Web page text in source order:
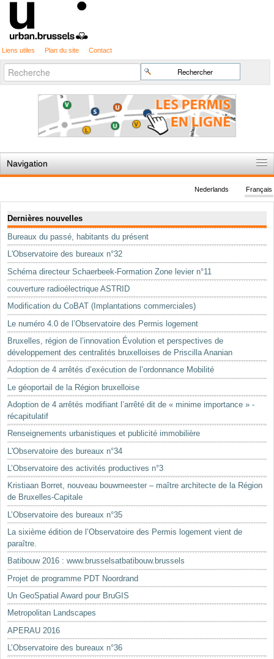
Liens utiles Plan du site Contact
Chercher par
Recherche
avancée…
Navigation
Règles du jeu
Permis d'urbanisme
Cartographie
Etudes et publications
Mots-clés
Renseignements urbanistiques
Français
Nederlands
Dernières nouvelles
Bureaux du passé, habitants du présent
L'Observatoire des bureaux n°32
Schéma directeur Schaerbeek-Formation Zone levier n°11
couverture radioélectrique ASTRID
Modification du CoBAT (Implantations commerciales)
Le numéro 4.0 de l’Observatoire des Permis logement
Bruxelles, région de l’innovation Évolution et perspectives de
développement des centralités bruxelloises de Priscilla Ananian
Adoption de 4 arrêtés d’exécution de l’ordonnance Mobilité
Le géoportail de la Région bruxelloise
Adoption de 4 arrêtés modifiant l’arrêté dit de « minime importance » -
récapitulatif
Renseignements urbanistiques et publicité immobilière
L'Observatoire des bureaux n°34
L’Observatoire des activités productives n°3
Kristiaan Borret, nouveau bouwmeester – maître architecte de la Région
de Bruxelles-Capitale
L’Observatoire des bureaux n°35
La sixième édition de l’Observatoire des Permis logement vient de
paraître.
Batibouw 2016 : www.brusselsatbatibouw.brussels
Projet de programme PDT Noordrand
Un GeoSpatial Award pour BruGIS
Metropolitan Landscapes
APERAU 2016
L’Observatoire des bureaux n°36